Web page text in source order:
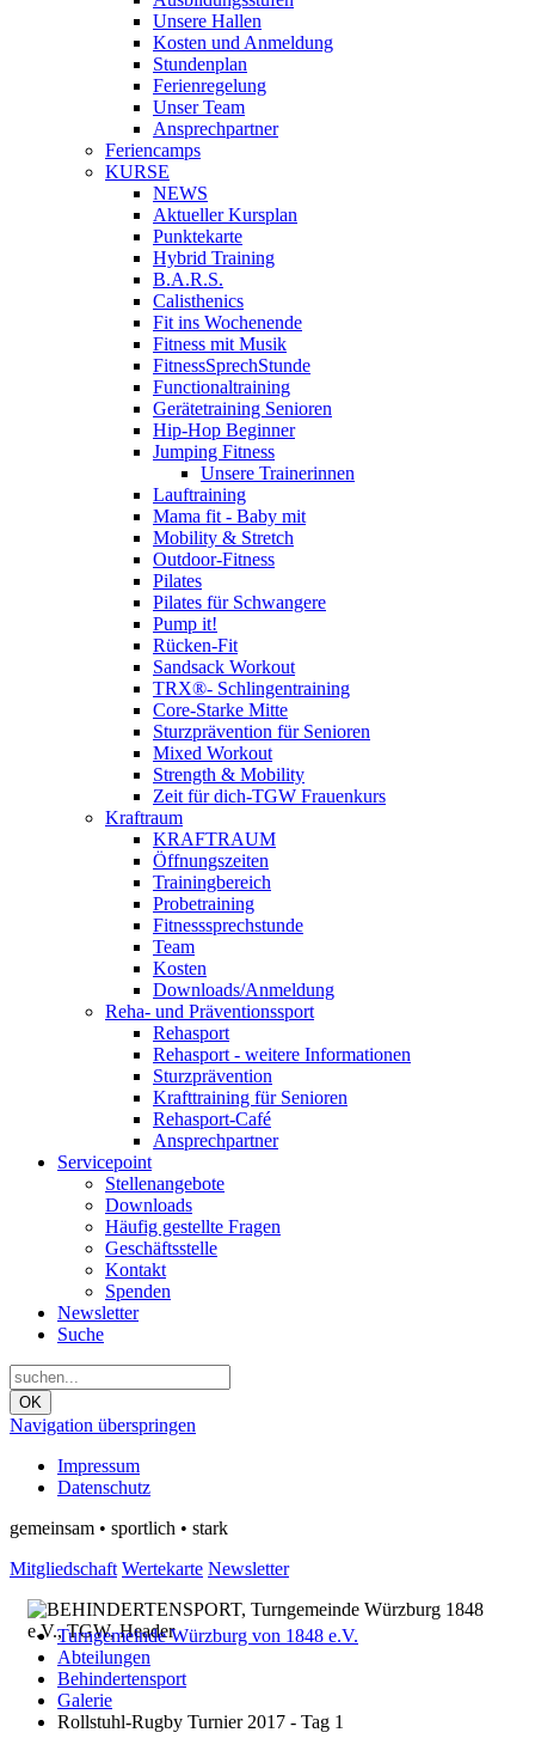
Unsere Hallen
Kosten und Anmeldung
Stundenplan
Ferienregelung
Unser Team
Ansprechpartner
Feriencamps
KURSE
NEWS
Aktueller Kursplan
Punktekarte
Hybrid Training
B.A.R.S.
Calisthenics
Fit ins Wochenende
Fitness mit Musik
FitnessSprechStunde
Functionaltraining
Gerätetraining Senioren
Hip-Hop Beginner
Jumping Fitness
Unsere Trainerinnen
Lauftraining
Mama fit - Baby mit
Mobility & Stretch
Outdoor-Fitness
Pilates
Pilates für Schwangere
Pump it!
Rücken-Fit
Sandsack Workout
TRX®- Schlingentraining
Core-Starke Mitte
Sturzprävention für Senioren
Mixed Workout
Strength & Mobility
Zeit für dich-TGW Frauenkurs
Kraftraum
KRAFTRAUM
Öffnungszeiten
Trainingbereich
Probetraining
Fitnesssprechstunde
Team
Kosten
Downloads/Anmeldung
Reha- und Präventionssport
Rehasport
Rehasport - weitere Informationen
Sturzprävention
Krafttraining für Senioren
Rehasport-Café
Ansprechpartner
Servicepoint
Stellenangebote
Downloads
Häufig gestellte Fragen
Geschäftsstelle
Kontakt
Spenden
Newsletter
Suche
OK
Navigation überspringen
Impressum
Datenschutz
gemeinsam • sportlich • stark
Mitgliedschaft Wertekarte Newsletter
Turngemeinde Würzburg von 1848 e.V.
Abteilungen
Behindertensport
Galerie
Rollstuhl-Rugby Turnier 2017 - Tag 1